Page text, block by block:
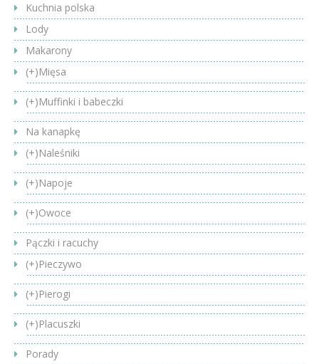
Kuchnia polska
Lody
Makarony
(+)Mięsa
(+)Muffinki i babeczki
Na kanapkę
(+)Naleśniki
(+)Napoje
(+)Owoce
Pączki i racuchy
(+)Pieczywo
(+)Pierogi
(+)Placuszki
Porady